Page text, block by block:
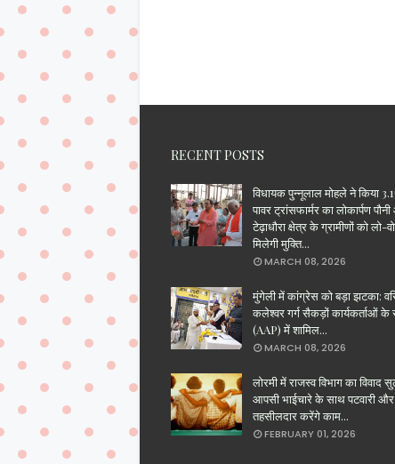
RECENT POSTS
विधायक पुन्नूलाल मोहले ने किया
पावर ट्रांसफार्मर का लोकार्पण
टेढ़ाधौरा क्षेत्र के ग्रामीणों को लो-
मिलेगी मुक्ति...
MARCH 08, 2026
मुंगेली में कांग्रेस को बड़ा झटका:
कलेश्वर गर्ग सैकड़ों कार्यकर्ताओं
(AAP) में शामिल...
MARCH 08, 2026
लोरमी में राजस्व विभाग का विवाद
आपसी भाईचारे के साथ पटवारी और
तहसीलदार करेंगे काम...
FEBRUARY 01, 2026